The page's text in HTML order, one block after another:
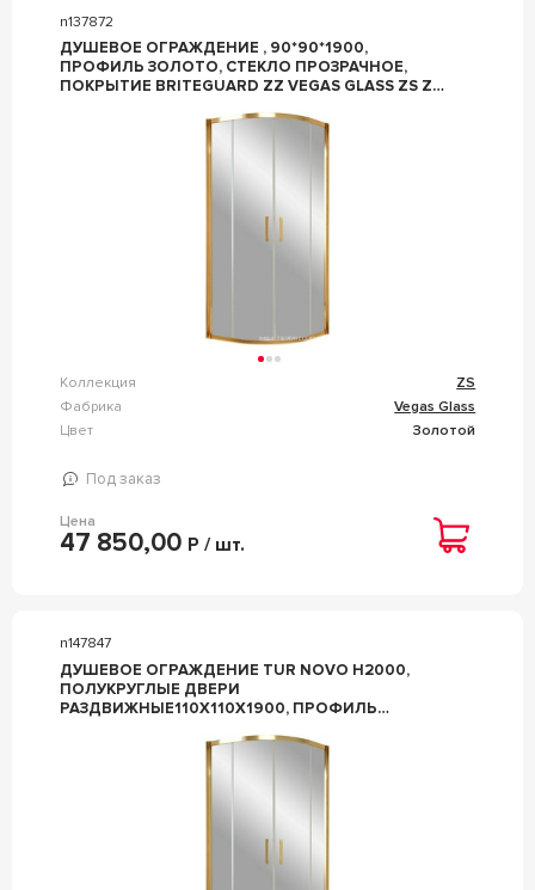
n137872
ДУШЕВОЕ ОГРАЖДЕНИЕ , 90*90*1900,
ПРОФИЛЬ ЗОЛОТО, СТЕКЛО ПРОЗРАЧНОЕ,
ПОКРЫТИЕ BRITEGUARD ZZ VEGAS GLASS ZS ZS
Коллекция
ZS
Фабрика
Vegas Glass
Цвет
Золотой
Под заказ
Цена
47 850,00 Р / шт.
n147847
ДУШЕВОЕ ОГРАЖДЕНИЕ TUR NOVO H2000,
ПОЛУКРУГЛЫЕ ДВЕРИ
РАЗДВИЖНЫЕ110Х110Х1900, ПРОФИЛЬ
TUR NOVO 110 09 10